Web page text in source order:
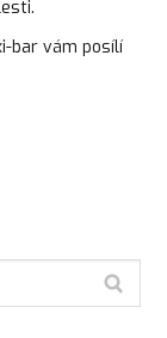
bar vám posílí